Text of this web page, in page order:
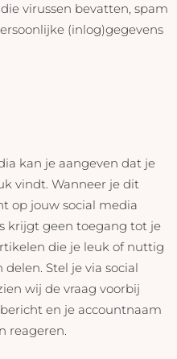
virussen bevatten, spam
(inlog)gegevens
kan je aangeven dat je
vindt. Wanneer je dit
op jouw social media
krijgt geen toegang tot je
die je leuk of nuttig
Stel je via social
wij de vraag voorbij
en je accountnaam
reageren.